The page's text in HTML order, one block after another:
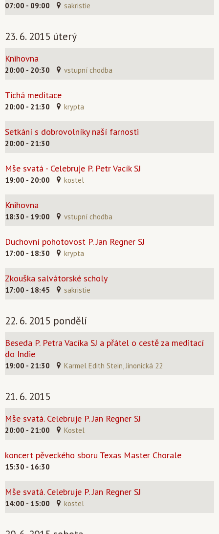
07:00 - 09:00 sakristie
23. 6. 2015 úterý
Knihovna
20:00 - 20:30 vstupní chodba
Tichá meditace
20:00 - 21:30 krypta
Setkání s dobrovolníky naší farnosti
20:00 - 21:30
Mše svatá - Celebruje P. Petr Vacík SJ
19:00 - 20:00 kostel
Knihovna
18:30 - 19:00 vstupní chodba
Duchovní pohotovost P. Jan Regner SJ
17:00 - 18:30 krypta
Zkouška salvátorské scholy
17:00 - 18:45 sakristie
22. 6. 2015 pondělí
Beseda P. Petra Vacíka SJ a přátel o cestě za meditací
do Indie
19:00 - 21:30 Karmel Edith Stein, Jinonická 22
21. 6. 2015
Mše svatá. Celebruje P. Jan Regner SJ
20:00 - 21:00 Kostel
koncert pěveckého sboru Texas Master Chorale
15:30 - 16:30
Mše svatá. Celebruje P. Jan Regner SJ
14:00 - 15:00 kostel